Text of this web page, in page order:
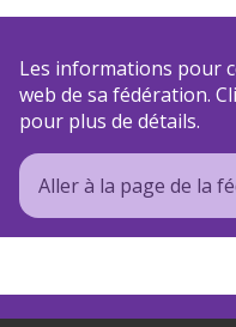
Les informations pour
web de sa fédération.
pour plus de détails.
Aller à la page de la